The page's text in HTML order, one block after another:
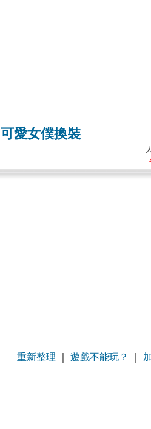
可愛女僕換裝
重新整理 ｜遊戲不能玩？